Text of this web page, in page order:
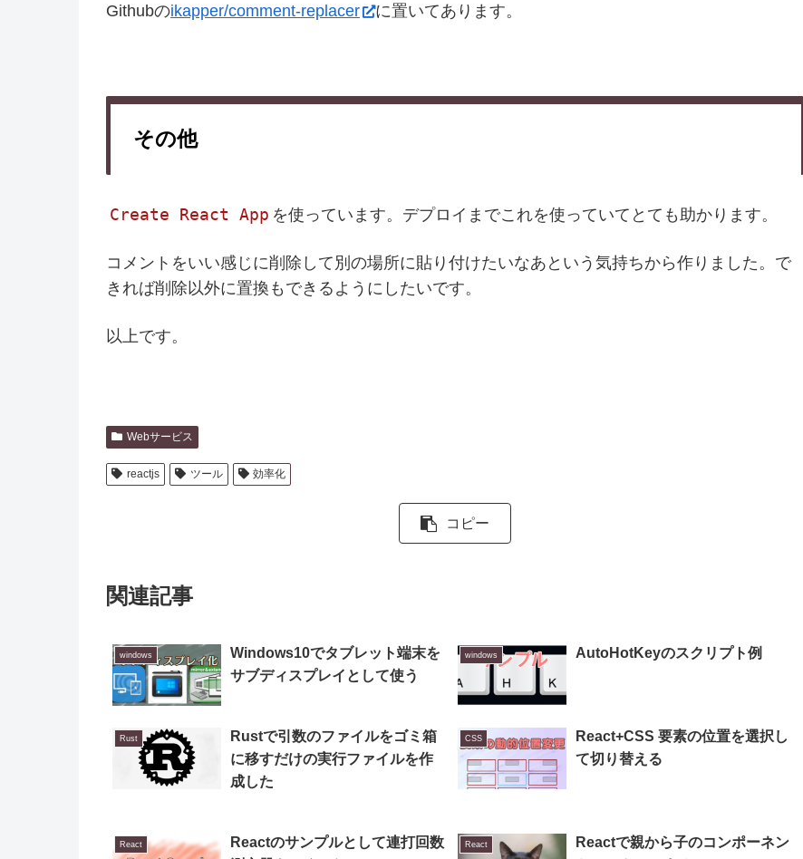
Githubのikapper/comment-replacer に置いてあります。
その他
Create React App を使っています。デプロイまでこれを使っていてとても助かります。
コメントをいい感じに削除して別の場所に貼り付けたいなあという気持ちから作りました。で
きれば削除以外に置換もできるようにしたいです。
以上です。
Webサービス
reactjs ツール 効率化
コピー
関連記事
windows
Windows10でタブレット端末を
サブディスプレイとして使う
windows AutoHotKeyのスクリプト例
Rust
Rustで引数のファイルをゴミ箱
に移すだけの実行ファイルを作
成した
CSS
React+CSS 要素の位置を選択し
て切り替える
React
Reactのサンプルとして連打回数
React
Reactで親から子のコンポーネン